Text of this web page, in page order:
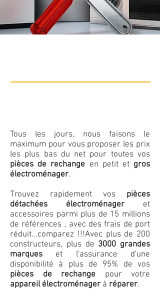
Tous les jours, nous faisons le
maximum pour vous proposer les prix
les plus bas du net pour toutes vos
pièces de rechange en petit et gros
électroménager.
Trouvez rapidement vos pièces
détachées électroménager et
accessoires parmi plus de 15 millions
de références , avec des frais de port
réduit...comparez !!!Avec plus de 200
constructeurs, plus de 3000 grandes
marques et l'assurance d'une
disponibilité à plus de 95% de vos
pièces de rechange pour votre
appareil électroménager à réparer.